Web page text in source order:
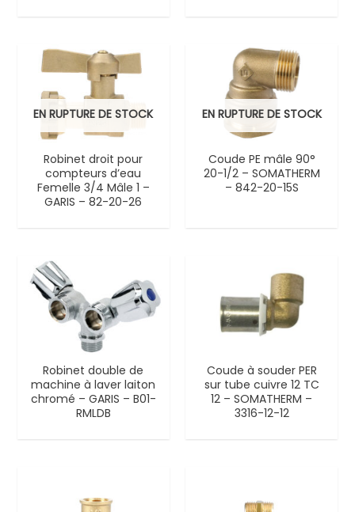
EN RUPTURE DE STOCK
Robinet droit pour
compteurs d’eau
Femelle 3/4 Mâle 1 –
GARIS – 82-20-26
EN RUPTURE DE STOCK
Coude PE mâle 90°
20-1/2 – SOMATHERM
– 842-20-15S
Robinet double de
machine à laver laiton
chromé – GARIS – B01-
RMLDB
Coude à souder PER
sur tube cuivre 12 TC
12 – SOMATHERM –
3316-12-12